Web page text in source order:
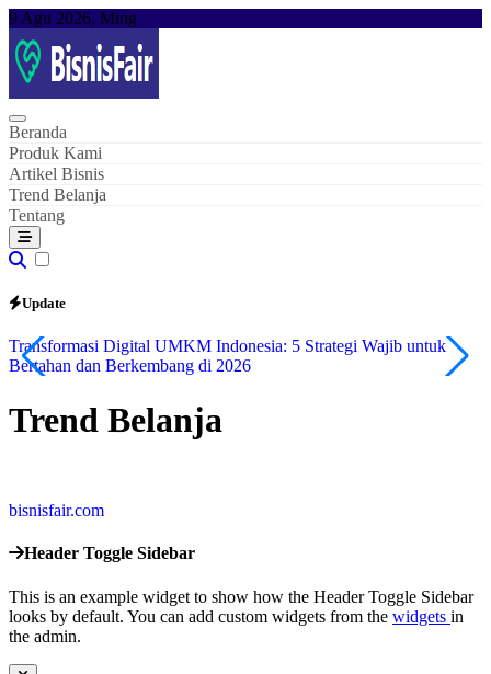
Skip
to
content
9 Agu 2026, Ming
Beranda
Produk Kami
Artikel Bisnis
Trend Belanja
Tentang
Update
Transformasi Digital UMKM Indonesia: 5 Strategi Wajib untuk
Bertahan dan Berkembang di 2026
Trend Belanja
bisnisfair.com
Header Toggle Sidebar
This is an example widget to show how the Header Toggle Sidebar
looks by default. You can add custom widgets from the widgets in
the admin.